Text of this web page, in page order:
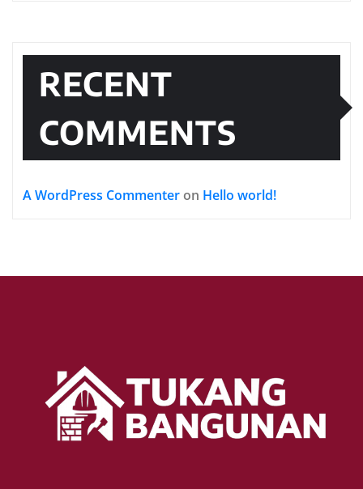
RECENT
COMMENTS
A WordPress Commenter on Hello world!